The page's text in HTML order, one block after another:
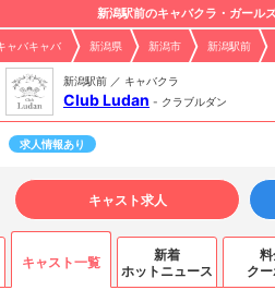
新潟駅前のキャバクラ・ガール
ャバキャバ 新潟県 新潟市 新潟駅前
新潟駅前 ／ キャバクラ
Club Ludan - クラブルダン
求人情報あり
キャスト求人
キャスト一覧
新着
ホットニュース
ク